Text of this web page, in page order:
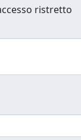
ristretto